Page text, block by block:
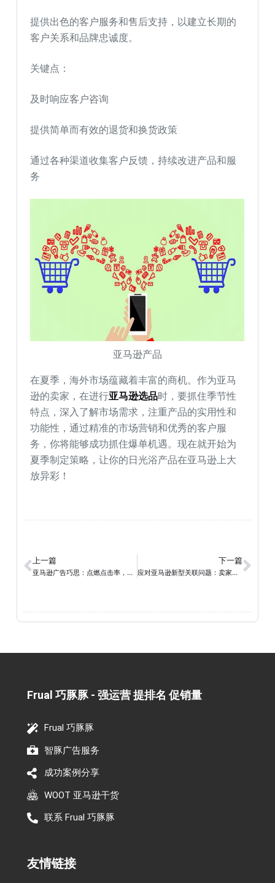
提供出色的客户服务和售后支持，以建立长期的
客户关系和品牌忠诚度。
关键点：
及时响应客户咨询
提供简单而有效的退货和换货政策
通过各种渠道收集客户反馈，持续改进产品和服
务
亚马逊产品
在夏季，海外市场蕴藏着丰富的商机。作为亚马
逊的卖家，在进行亚马逊选品时，要抓住季节性
特点，深入了解市场需求，注重产品的实用性和
功能性，通过精准的市场营销和优秀的客户服
务，你将能够成功抓住爆单机遇。现在就开始为
夏季制定策略，让你的日光浴产品在亚马逊上大
放异彩！
上一篇
亚马逊广告巧思：点燃点击率，魔幻转化率，创造销售奇迹！
下一篇
应对亚马逊新型关联问题：卖家如何保护账号并有效申诉
Frual 巧豚豚 - 强运营 提排名 促销量​
Frual 巧豚豚
智豚广告服务
成功案例分享
WOOT 亚马逊干货
联系 Frual 巧豚豚
友情链接